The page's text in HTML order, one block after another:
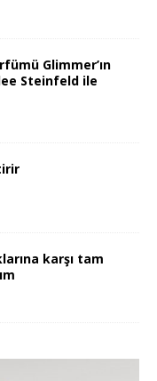
Glimmer’ın
Steinfeld ile
karşı tam